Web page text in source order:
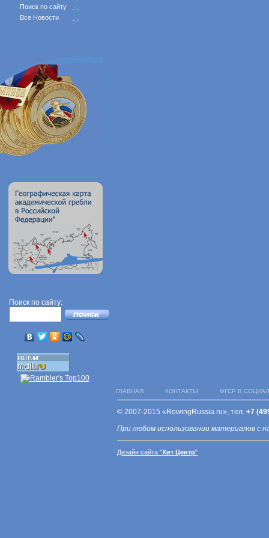
Поиск по сайту
Все Новости
Поиск по сайту:
ГЛАВНАЯ КОНТАКТЫ ФГСР В
© 2007-2015 «RowingRussia.ru», тел. +7
При любом использовании материалов с
Дизайн сайта "Хит Центр"